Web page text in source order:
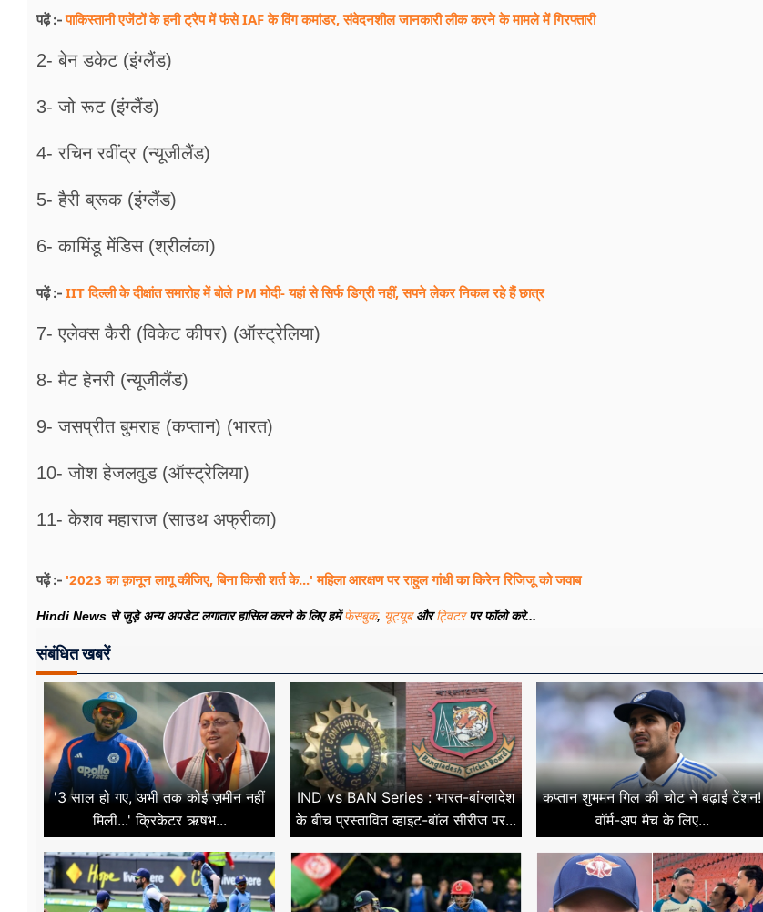
पढ़ें :-पाकिस्तानी एजेंटों के हनी ट्रैप में फंसे IAF के विंग कमांडर, संवेदनशील जानकारी लीक करने के मामले में गिरफ्तारी
2- बेन डकेट (इंग्लैंड)
3- जो रूट (इंग्लैंड)
4- रचिन रवींद्र (न्यूजीलैंड)
5- हैरी ब्रूक (इंग्लैंड)
6- कामिंडू मेंडिस (श्रीलंका)
पढ़ें :- IIT दिल्ली के दीक्षांत समारोह में बोले PM मोदी- यहां से सिर्फ डिग्री नहीं, सपने लेकर निकल रहे हैं छात्र
7- एलेक्स कैरी (विकेट कीपर) (ऑस्ट्रेलिया)
8- मैट हेनरी (न्यूजीलैंड)
9- जसप्रीत बुमराह (कप्तान) (भारत)
10- जोश हेजलवुड (ऑस्ट्रेलिया)
11- केशव महाराज (साउथ अफ्रीका)
पढ़ें :- '2023 का क़ानून लागू कीजिए, बिना किसी शर्त के...' महिला आरक्षण पर राहुल गांधी का किरेन रिजिजू को जवाब
Hindi News से जुड़े अन्य अपडेट लगातार हासिल करने के लिए हमेंफेसबुक, यूट्यूबऔरट्विटरपर फॉलो करे...
संबंधित खबरें
'3 साल हो गए, अभी तक कोई ज़मीन नहीं
मिली...' क्रिकेटर ऋषभ...
IND vs BAN Series : भारत-बांग्लादेश
के बीच प्रस्तावित व्हाइट-बॉल सीरीज पर...
कप्तान शुभमन गिल की चोट ने बढ़ाई टेंशन!
वॉर्म-अप मैच के लिए...